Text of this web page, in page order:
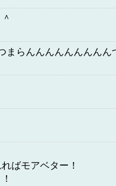
まらんんんんんんんんん
ばモアベター！